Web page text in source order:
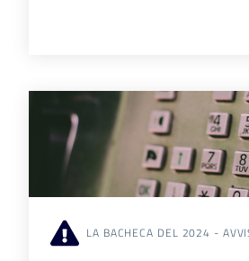
LA BACHECA DEL 2024 -